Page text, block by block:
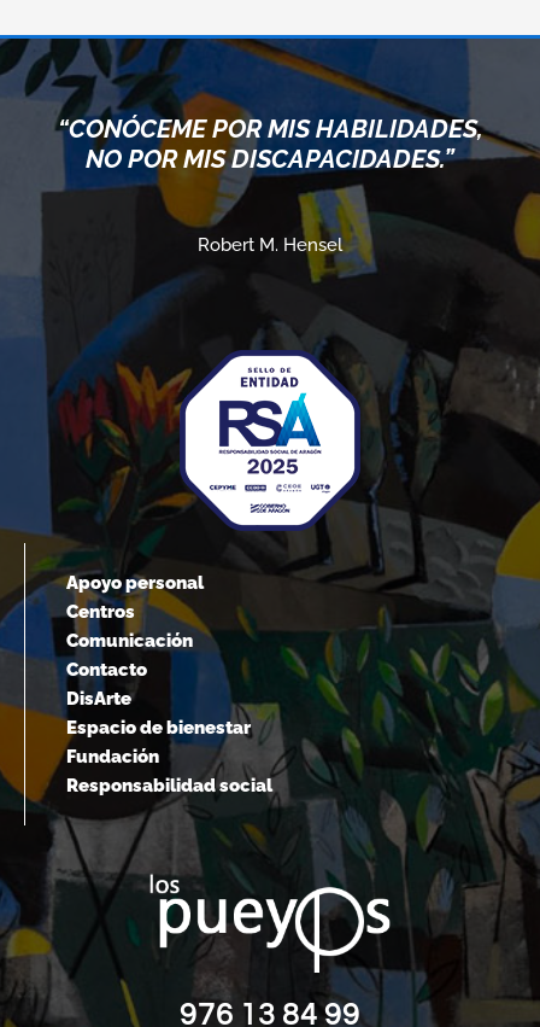
“CONÓCEME POR MIS HABILIDADES,
NO POR MIS DISCAPACIDADES.”
Robert M. Hensel
Apoyo personal
Centros
Comunicación
Contacto
DisArte
Espacio de bienestar
Fundación
Responsabilidad social
976 13 84 99